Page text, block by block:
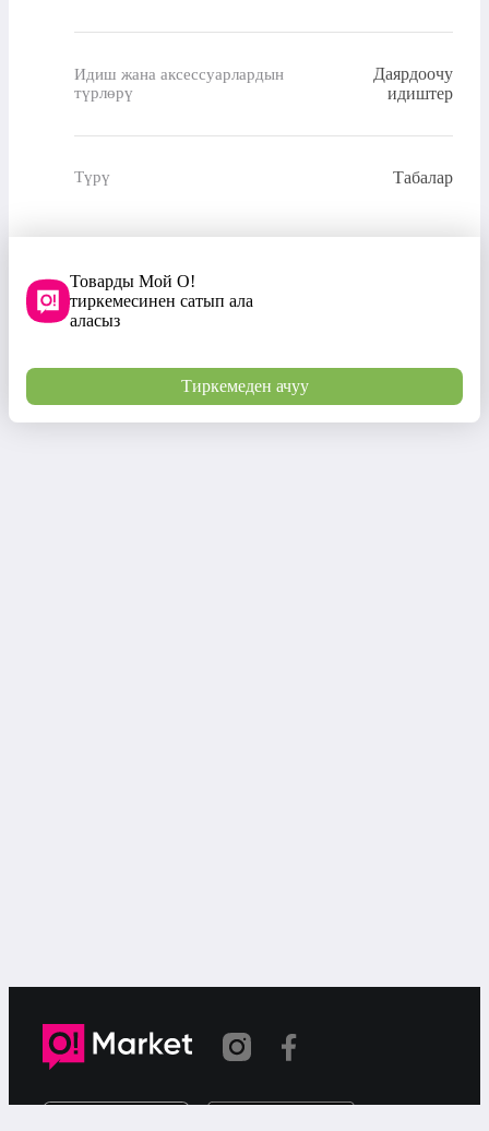
Идиш жана аксессуарлардын
түрлөрү
Даярдоочу
идиштер
Түрү Табалар
Товарды Мой О!
тиркемесинен сатып ала
аласыз
Тиркемеден ачуу